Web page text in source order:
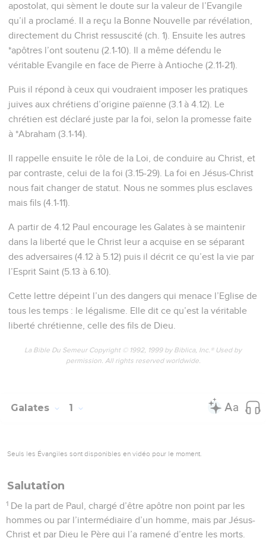
apostolat, qui sèment le doute sur la valeur de l’Evangile
qu’il a proclamé. Il a reçu la Bonne Nouvelle par révélation,
directement du Christ ressuscité (ch. 1). Ensuite les autres
*apôtres l’ont soutenu (2.1-10). Il a même défendu le
véritable Evangile en face de Pierre à Antioche (2.11-21).
Puis il répond à ceux qui voudraient imposer les pratiques
juives aux chrétiens d’origine païenne (3.1 à 4.12). Le
chrétien est déclaré juste par la foi, selon la promesse faite
à *Abraham (3.1-14).
Il rappelle ensuite le rôle de la Loi, de conduire au Christ, et
par contraste, celui de la foi (3.15-29). La foi en Jésus-Christ
nous fait changer de statut. Nous ne sommes plus esclaves
mais fils (4.1-11).
A partir de 4.12 Paul encourage les Galates à se maintenir
dans la liberté que le Christ leur a acquise en se séparant
des adversaires (4.12 à 5.12) puis il décrit ce qu’est la vie par
l’Esprit Saint (5.13 à 6.10).
Cette lettre dépeint l’un des dangers qui menace l’Eglise de
tous les temps : le légalisme. Elle dit ce qu’est la véritable
liberté chrétienne, celle des fils de Dieu.
La Bible Du Semeur Copyright © 1992, 1999 by Biblica, Inc.® Used by
permission. All rights reserved worldwide.
Galates 1
Seuls les Évangiles sont disponibles en vidéo pour le moment.
Salutation
1 De la part de Paul, chargé d’être apôtre non point par les
hommes ou par l’intermédiaire d’un homme, mais par Jésus-
Christ et par Dieu le Père qui l’a ramené d’entre les morts.